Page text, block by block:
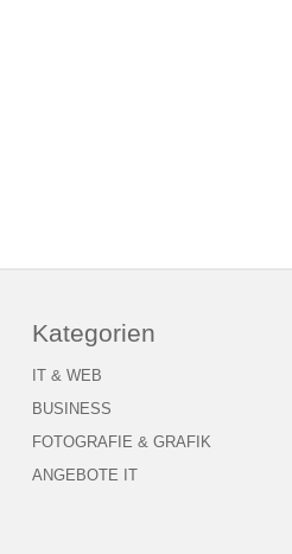
Kategorien
IT & WEB
BUSINESS
FOTOGRAFIE & GRAFIK
ANGEBOTE IT